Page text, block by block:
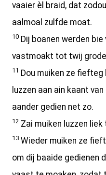
vaaier èl braid, dat
aalmoal zulfde moat.
10 Dij boanen werden
vastmoakt tot twij
11 Dou muiken ze fiefteg
luzzen aan ain kaant
aander gedien net zo.
12 Zai muiken luzzen
13 Wieder muiken ze
om dij baaide gedienen